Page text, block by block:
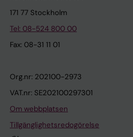
171 77 Stockholm
Tel: 08-524 800 00
Fax: 08-31 11 01
Org.nr: 202100-2973
VAT.nr: SE202100297301
Om webbplatsen
Tillgänglighetsredogörelse